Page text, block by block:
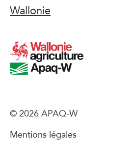
Wallonie
© 2026 APAQ-W
Mentions légales